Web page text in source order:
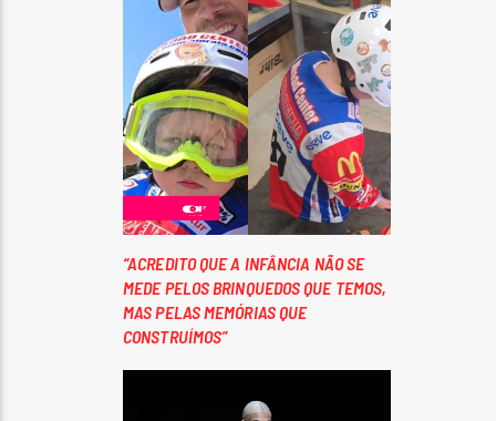
“ACREDITO QUE A INFÂNCIA NÃO SE
MEDE PELOS BRINQUEDOS QUE TEMOS,
MAS PELAS MEMÓRIAS QUE
CONSTRUÍMOS”